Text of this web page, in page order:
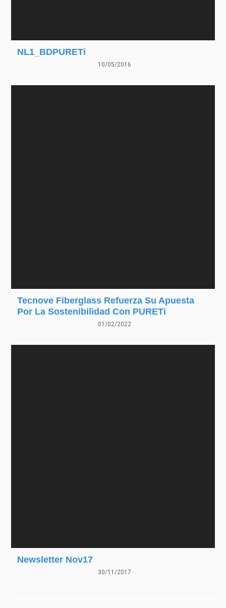
NL1_BDPURETi
10/05/2016
Tecnove Fiberglass Refuerza Su Apuesta
Por La Sostenibilidad Con PURETi
01/02/2022
Newsletter Nov17
30/11/2017